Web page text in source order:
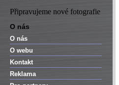
Připravujeme nové fotografie
O nás
O nás
O webu
Kontakt
Reklama